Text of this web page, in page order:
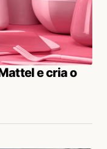
e cria o